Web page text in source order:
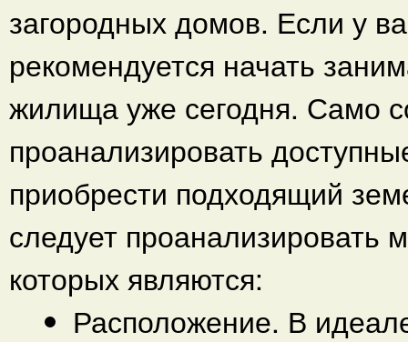
загородных домов. Если у
рекомендуется начать
жилища уже сегодня. Само
проанализировать
приобрести подходящий
следует проанализировать
которых являются:
Расположение. В